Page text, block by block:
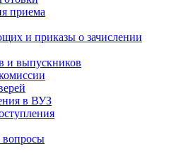
приема
и приказы о зачислении
и выпускников
в ВУЗ
вопросы